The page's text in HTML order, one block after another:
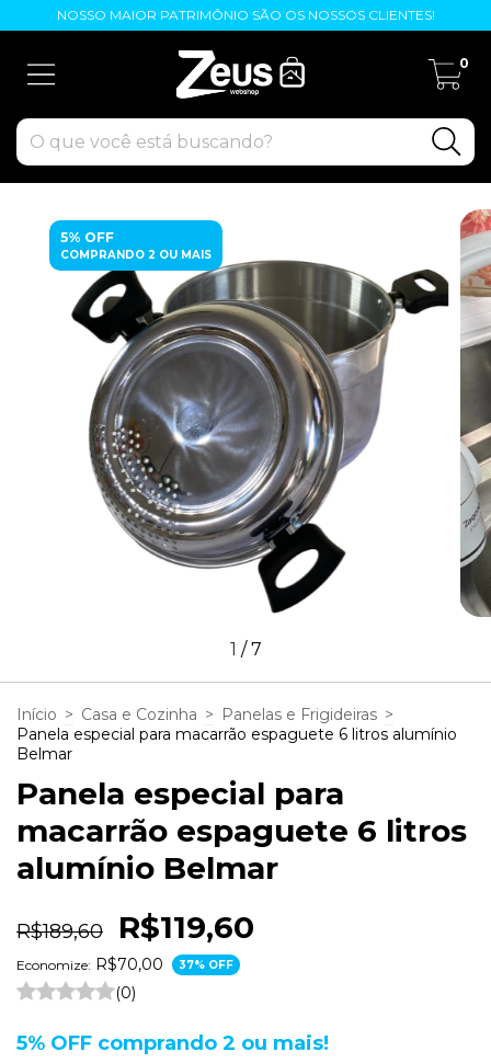
NOSSO MAIOR PATRIMÔNIO SÃO OS NOSSOS CLIENTES!
0
5% OFF
COMPRANDO 2 OU MAIS
1 /7
Início > Casa e Cozinha > Panelas e Frigideiras >
Panela especial para macarrão espaguete 6 litros alumínio
Belmar
Panela especial para
macarrão espaguete 6 litros
alumínio Belmar
R$189,60 R$119,60
Economize: R$70,00 37% OFF
(0)
5% OFF comprando 2 ou mais!